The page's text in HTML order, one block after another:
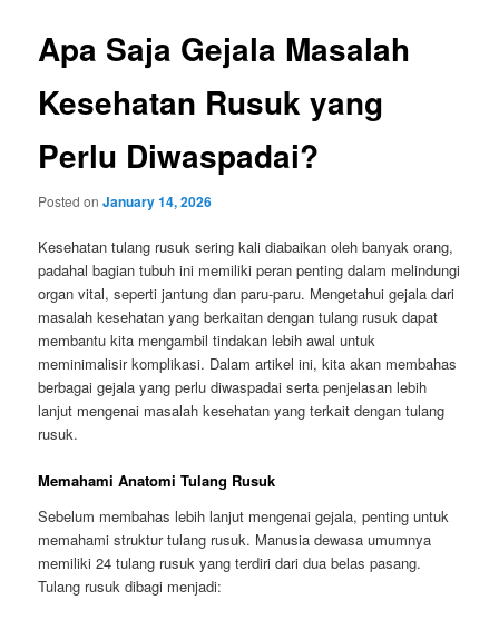
Apa Saja Gejala Masalah
Kesehatan Rusuk yang
Perlu Diwaspadai?
Posted onJanuary 14, 2026
Kesehatan tulang rusuk sering kali diabaikan oleh banyak orang,
padahal bagian tubuh ini memiliki peran penting dalam melindungi
organ vital, seperti jantung dan paru-paru. Mengetahui gejala dari
masalah kesehatan yang berkaitan dengan tulang rusuk dapat
membantu kita mengambil tindakan lebih awal untuk
meminimalisir komplikasi. Dalam artikel ini, kita akan membahas
berbagai gejala yang perlu diwaspadai serta penjelasan lebih
lanjut mengenai masalah kesehatan yang terkait dengan tulang
rusuk.
Memahami Anatomi Tulang Rusuk
Sebelum membahas lebih lanjut mengenai gejala, penting untuk
memahami struktur tulang rusuk. Manusia dewasa umumnya
memiliki 24 tulang rusuk yang terdiri dari dua belas pasang.
Tulang rusuk dibagi menjadi: